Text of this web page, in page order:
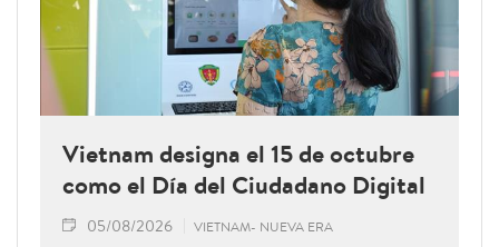
Vietnam designa el 15 de octubre
como el Día del Ciudadano Digital
05/08/2026 VIETNAM- NUEVA ERA